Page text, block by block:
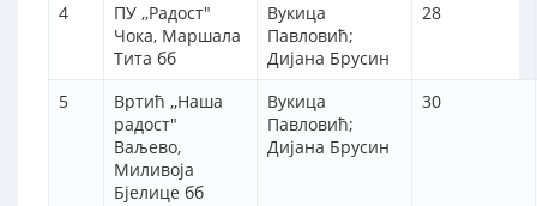
4
ПУ ,,Радост"
Чока, Маршала
Тита бб
Вукица
Павловић;
Дијана Брусин
28
5
Вртић ,,Наша
радост"
Ваљево,
Миливоја
Бјелице бб
Вукица
Павловић;
Дијана Брусин
30